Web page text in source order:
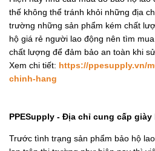
thế không thể tránh khỏi những địa
trường những sản phẩm kém chất
hộ giá rẻ người lao động nên tìm
chất lượng để đảm bảo an toàn khi sử
Xem chi tiết:
https://ppesupply.vn/
lan trên thị trường như hiện nay thì